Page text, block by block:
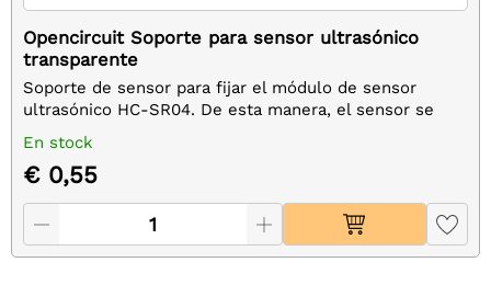
Opencircuit Soporte para sensor ultrasónico
transparente
Soporte de sensor para fijar el módulo de sensor
ultrasónico HC-SR04. De esta manera, el sensor se
puede montar fácilmente en una base o servo.
En stock
€ 0,55